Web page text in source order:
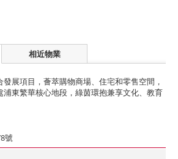
相近物業
展項目，薈萃購物商場、住宅和零售空間，
浦東繁華核心地段，綠茵環抱兼享文化、教育
號